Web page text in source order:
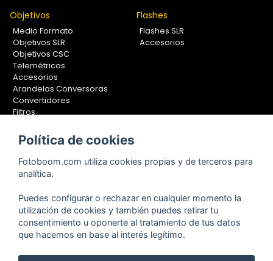
Objetivos
Medio Formato
Objetivos SLR
Objetivos CSC
Telemétricos
Accesorios
Arandelas Conversoras
Convertidores
Filtros
Calibradores
Flashes
Flashes SLR
Accesorios
Soportes Fotografía
Monopiés
Trípodes
Kit Completos
Accesorios
Política de cookies
Fotoboom.com utiliza cookies propias y de terceros para
analítica.
Puedes configurar o rechazar en cualquier momento la
utilización de cookies y también puedes retirar tu
consentimiento u oponerte al tratamiento de tus datos
que hacemos en base al interés legítimo.